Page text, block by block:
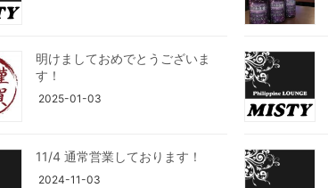
明けましておめでとうございま
す！
2025-01-03
11/4 通常営業しております！
2024-11-03